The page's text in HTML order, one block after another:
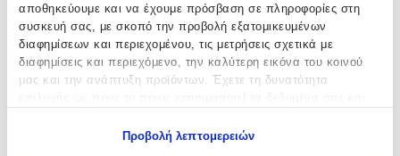
αποθηκεύουμε και να έχουμε πρόσβαση σε πληροφορίες στη
συσκευή σας, με σκοπό την προβολή εξατομικευμένων
διαφημίσεων και περιεχομένου, τις μετρήσεις σχετικά με
διαφημίσεις και περιεχόμενο, την καλύτερη εικόνα του κοινού
μας και την ανάπτυξη προϊόντων. Έχετε τη δυνατότητα
Προβολή λεπτομερειών
Όχι
Χειροποίητο:
Όχι